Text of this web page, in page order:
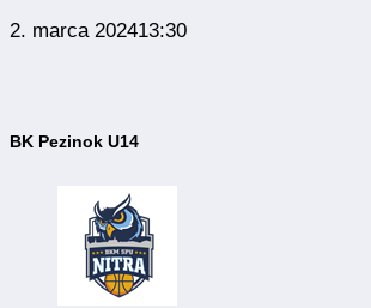
2. marca 202413:30
BK Pezinok U14